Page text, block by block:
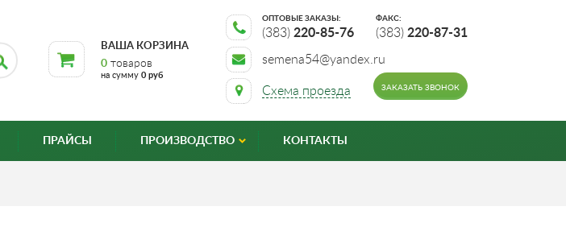
ВАША КОРЗИНА
0 товаров
на сумму 0 руб
Схема проезда
semena54@yandex.ru
ОПТОВЫЕ ЗАКАЗЫ:
(383) 220-85-76
ФАКС:
(383) 220-87-31
ЗАКАЗАТЬ ЗВОНОК
ПРАЙСЫ ПРОИЗВОДСТВО КОНТАКТЫ